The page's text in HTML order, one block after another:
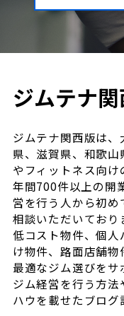
ジムテナ
ジムテナ関西版は
県、滋賀県、和歌
やフィットネス向け
年間700件以上の開
営を行う人から初
相談いただいており
低コスト物件、個
け物件、路面店舗
最適なジム選びをサ
ジム経営を行う方
ハウを載せたブログ